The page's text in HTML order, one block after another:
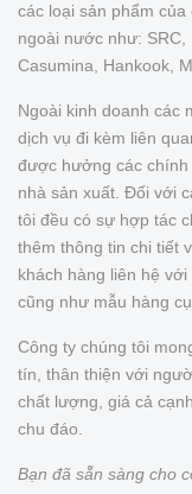
các loại sản phẩm
ngoài nước như: SRC,
Casumina, Hankook,
Ngoài kinh doanh các
dịch vụ đi kèm liên
được hưởng các chính
nhà sản xuất. Đối với
tôi đều có sự hợp tác
thêm thông tin chi tiết
khách hàng liên hệ
cũng như mẫu hàng cụ
Công ty chúng tôi
tín, thân thiện với
chất lượng, giá cả
chu đáo.
Bạn đã sẵn sàng cho